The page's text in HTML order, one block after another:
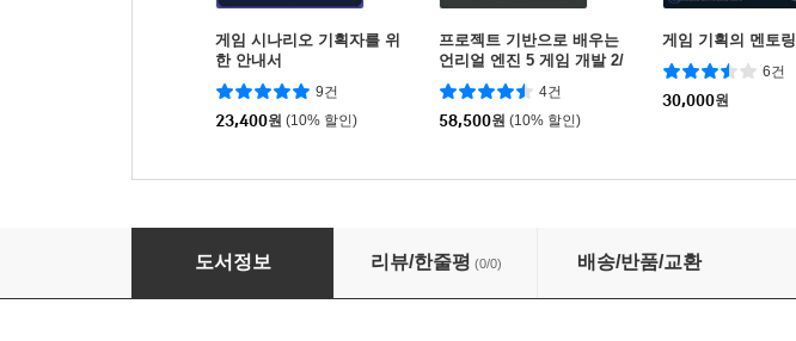
게임 시나리오 기획자를 위
한 안내서
9건
23,400원 (10% 할인)
프로젝트 기반으로 배우는
언리얼 엔진 5 게임 개발 2/
e
4건
58,500원 (10% 할인)
게임 기획의 멘토링
6건
30,000원
The art of game design (한국어판)
도서정보 리뷰/한줄평 (0/0) 배송/반품/교환